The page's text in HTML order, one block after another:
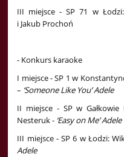
III miejsce - SP 71 w Łodzi:
i Jakub Prochoń
- Konkurs karaoke
I miejsce - SP 1 w
– ‘Someone Like You’ Adele
II miejsce - SP w
Nesteruk - ‘Easy on Me’ Adele
III miejsce - SP 6 w Łodzi:
Adele